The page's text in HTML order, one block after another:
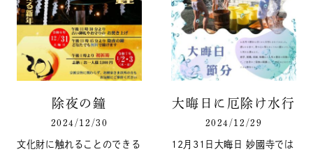
除夜の鐘
2024/12/30
文化財に触れることのできる
大晦日に厄除け水行
2024/12/29
12月31日大晦日 妙國寺では